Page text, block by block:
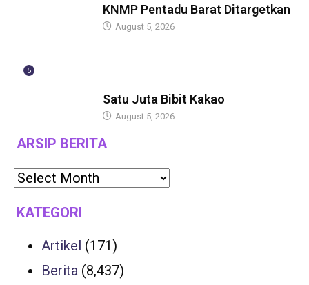
KNMP Pentadu Barat Ditargetkan
August 5, 2026
5
Satu Juta Bibit Kakao
August 5, 2026
ARSIP BERITA
KATEGORI
Artikel (171)
Berita (8,437)